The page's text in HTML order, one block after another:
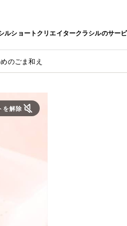
ルショートクリエイタークラシルのサー
のごま和え
を解除